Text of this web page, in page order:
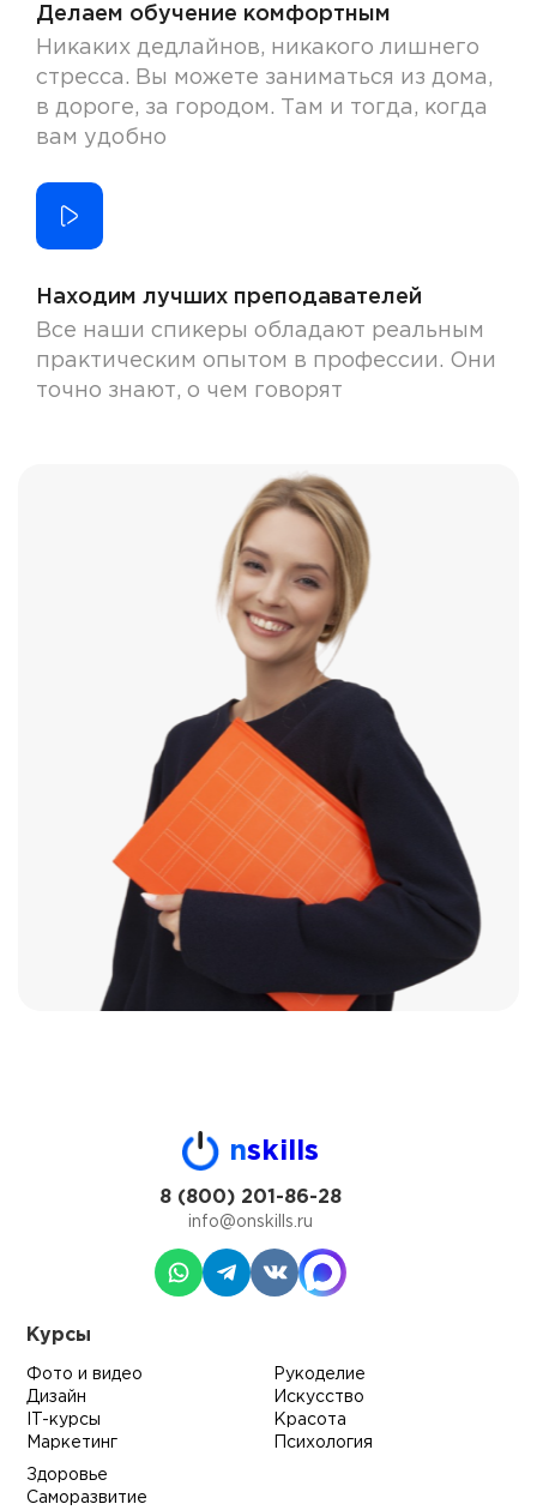
Делаем обучение комфортным
Никаких дедлайнов, никакого лишнего
стресса. Вы можете заниматься из дома,
в дороге, за городом. Там и тогда, когда
вам удобно
Находим лучших преподавателей
Все наши спикеры обладают реальным
практическим опытом в профессии. Они
точно знают, о чем говорят
nskills
8 (800) 201-86-28
info@onskills.ru
Курсы
Фото и видео
Дизайн
IT-курсы
Маркетинг
Рукоделие
Искусство
Красота
Психология
Здоровье
Саморазвитие